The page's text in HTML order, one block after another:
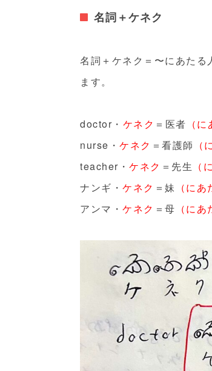
名詞＋ケネク
名詞＋ケネク＝〜にあた
ます。
doctor・ ケネク ＝医者 （
nurse・ ケネク ＝看護師 （
teacher・ ケネク ＝先生 （
ナンギ・ ケネク ＝妹 （にあ
アンマ・ ケネク ＝母 （にあ